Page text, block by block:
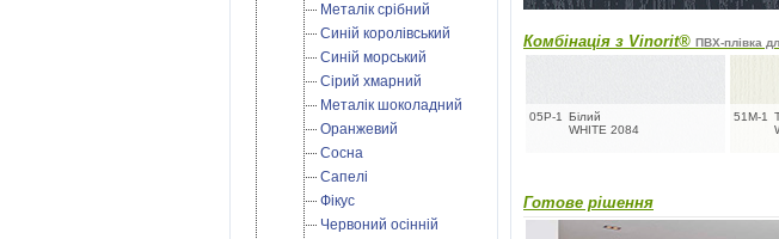
Комбінація з Vinorit® ПВХ-плівка
05P-1
Білий
WHITE 2084
51M-1
Готове рішення
Металік срібний
Синій королівський
Синій морський
Сірий хмарний
Металік шоколадний
Оранжевий
Сосна
Сапелі
Фікус
Червоний осінній